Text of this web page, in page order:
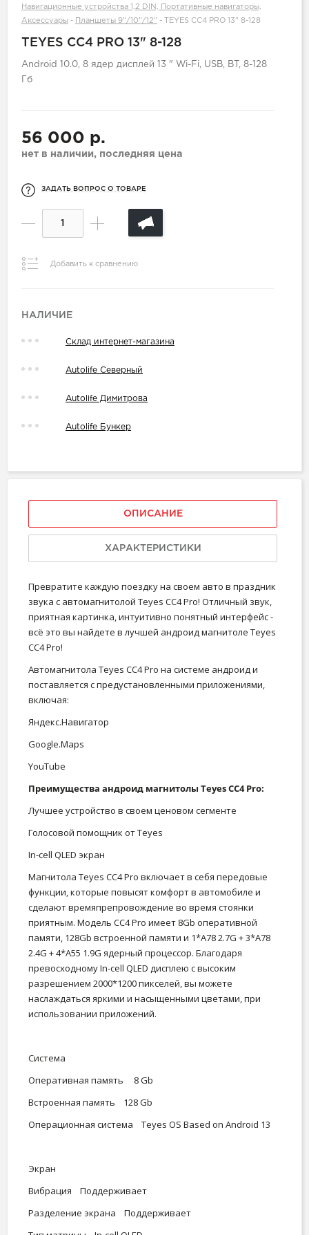
Навигационные устройства 1,2 DIN, Портативные навигаторы,
Аксессуары - Планшеты 9"/10"/12" - TEYES CC4 PRO 13" 8-128
TEYES CC4 PRO 13" 8-128
Android 10.0, 8 ядер дисплей 13 " Wi-Fi, USB, BT, 8-128
Гб
56 000 р.
нет в наличии, последняя цена
ЗАДАТЬ ВОПРОС О ТОВАРЕ
Добавить к сравнению
НАЛИЧИЕ
Склад интернет-магазина
Autolife Северный
Autolife Димитрова
Autolife Бункер
ОПИСАНИЕ
ХАРАКТЕРИСТИКИ
Превратите каждую поездку на своем авто в праздник
звука с автомагнитолой Teyes CC4 Pro! Отличный звук,
приятная картинка, интуитивно понятный интерфейс -
всё это вы найдете в лучшей андроид магнитоле Teyes
CC4 Pro!
Автомагнитола Teyes CC4 Pro на системе андроид и
поставляется с предустановленными приложениями,
включая:
Яндекс.Навигатор
Google.Maps
YouTube
Преимущества андроид магнитолы Teyes CC4 Pro:
Лучшее устройство в своем ценовом сегменте
Голосовой помощник от Teyes
In-cell QLED экран
Магнитола Teyes CC4 Pro включает в себя передовые
функции, которые повысят комфорт в автомобиле и
сделают времяпрепровождение во время стоянки
приятным. Модель CC4 Pro имеет 8Gb оперативной
памяти, 128Gb встроенной памяти и 1*A78 2.7G + 3*A78
2.4G + 4*A55 1.9G ядерный процессор. Благодаря
превосходному In-cell QLED дисплею с высоким
разрешением 2000*1200 пикселей, вы можете
наслаждаться яркими и насыщенными цветами, при
использовании приложений.
Система
Оперативная память 8 Gb
Встроенная память 128 Gb
Операционная система Teyes OS Based on Android 13
Экран
Вибрация Поддерживает
Разделение экрана Поддерживает